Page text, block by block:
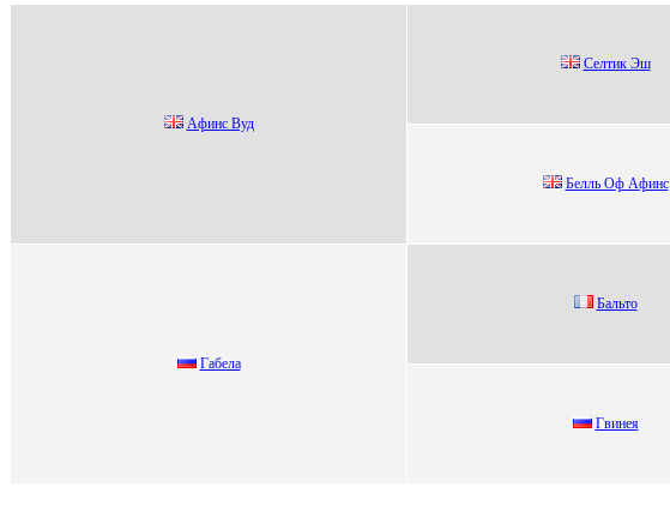
Афинс Вуд
Cелтик Эш
Бeлль Oф Афинс
Гaбeлa
Бальтo
Гвинея